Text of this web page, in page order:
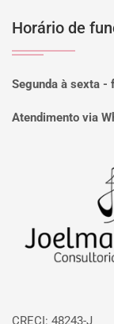
Horário de
Segunda à sexta -
Atendimento via
CRECI: 48243-J